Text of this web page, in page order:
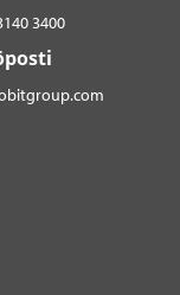
3400